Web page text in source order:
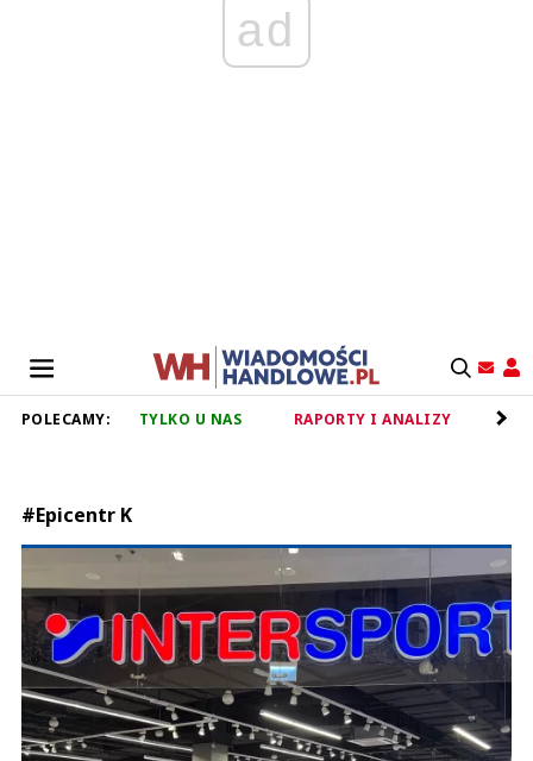
ad
POLECAMY: TYLKO U NAS RAPORTY I ANALIZY
#Epicentr K